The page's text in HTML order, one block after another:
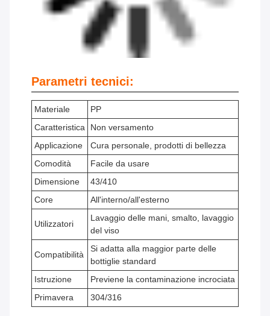
Parametri tecnici:
Materiale
PP
Caratteristica
Non versamento
Applicazione
Cura personale, prodotti di bellezza
Comodità
Facile da usare
Dimensione
43/410
Core
All'interno/all'esterno
Utilizzatori
Lavaggio delle mani, smalto, lavaggio
del viso
Compatibilità
Si adatta alla maggior parte delle
bottiglie standard
Istruzione
Previene la contaminazione incrociata
Primavera
304/316